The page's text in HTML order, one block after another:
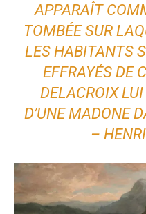
APPARAÎT
TOMBÉE SUR
LES HABITANTS
EFFRAYÉS DE
DELACROIX
D’UNE MADONE
–